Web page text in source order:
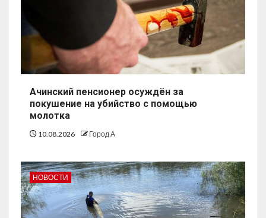
Ачинский пенсионер осуждён за
покушение на убийство с помощью
молотка
10.08.2026 Город А
НОВОСТИ